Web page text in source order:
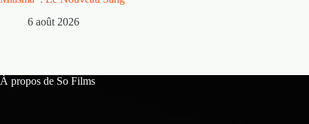
6 août 2026
À propos de So Films